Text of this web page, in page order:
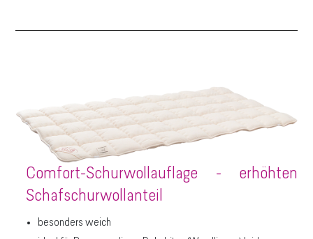
Comfort-Schurwollauflage - erhöhten
Schafschurwollanteil
besonders weich